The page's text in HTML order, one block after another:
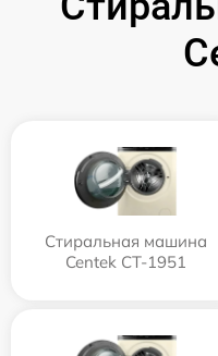
Стиральная машина
Centek CT-1951